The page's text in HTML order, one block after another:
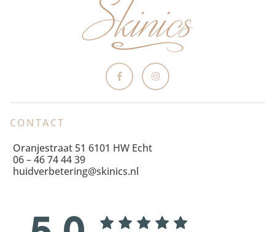
CONTACT
Oranjestraat 51 6101 HW Echt
06 – 46 74 44 39
huidverbetering@skinics.nl